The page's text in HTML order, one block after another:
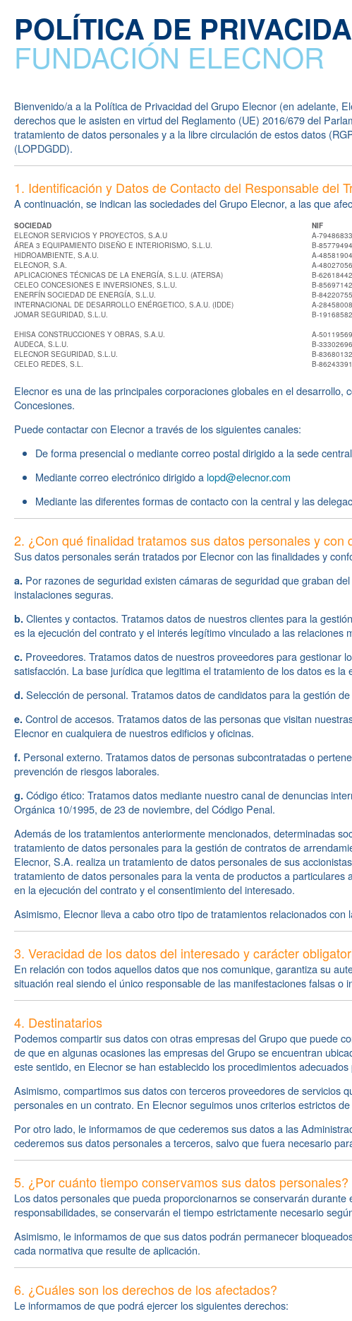
POLÍTICA DE
FUNDACIÓN ELECNOR
Bienvenido/a a la Política de Privacidad del Grupo Elecnor (en adelante,
derechos que le asisten en virtud del Reglamento (UE) 2016/679 del
tratamiento de datos personales y a la libre circulación de estos datos
(LOPDGDD).
1. Identificación y Datos de Contacto del Responsable del
A continuación, se indican las sociedades del Grupo Elecnor, a las que
SOCIEDAD NIF
ELECNOR SERVICIOS Y PROYECTOS, S.A.U
A-79486833
ÁREA 3 EQUIPAMIENTO DISEÑO E INTERIORISMO, S.L.U.
B-85779494
HIDROAMBIENTE, S.A.U.
A-48581904
ELECNOR, S.A.
A-48027056
APLICACIONES TÉCNICAS DE LA ENERGÍA, S.L.U. (ATERSA)
B-62618442
CELEO CONCESIONES E INVERSIONES, S.L.U.
B-85697142
ENERFÍN SOCIEDAD DE ENERGÍA, S.L.U.
B-84220755
INTERNACIONAL DE DESARROLLO ENÉRGETICO, S.A.U. (IDDE)
A-28458008
JOMAR SEGURIDAD, S.L.U.
B-19168582
EHISA CONSTRUCCIONES Y OBRAS, S.A.U.
A-50119569
AUDECA, S.L.U.
B-33302696
ELECNOR SEGURIDAD, S.L.U.
B-83680132
CELEO REDES, S.L.
B-86243391
Elecnor es una de las principales corporaciones globales en el
Concesiones.
Puede contactar con Elecnor a través de los siguientes canales:
De forma presencial o mediante correo postal dirigido a la sede
Mediante correo electrónico dirigido a lopd@elecnor.com
Mediante las diferentes formas de contacto con la central y las
2. ¿Con qué finalidad tratamos sus datos personales y con
Sus datos personales serán tratados por Elecnor con las finalidades y
a. Por razones de seguridad existen cámaras de seguridad que graban
instalaciones seguras.
b. Clientes y contactos. Tratamos datos de nuestros clientes para la
es la ejecución del contrato y el interés legítimo vinculado a las
c. Proveedores. Tratamos datos de nuestros proveedores para gestionar
satisfacción. La base jurídica que legitima el tratamiento de los datos es
d. Selección de personal. Tratamos datos de candidatos para la gestión
e. Control de accesos. Tratamos datos de las personas que visitan
Elecnor en cualquiera de nuestros edificios y oficinas.
f. Personal externo. Tratamos datos de personas subcontratadas o
prevención de riesgos laborales.
g. Código ético: Tratamos datos mediante nuestro canal de denuncias
Orgánica 10/1995, de 23 de noviembre, del Código Penal.
Además de los tratamientos anteriormente mencionados, determinadas
tratamiento de datos personales para la gestión de contratos de
Elecnor, S.A. realiza un tratamiento de datos personales de sus
tratamiento de datos personales para la venta de productos a
en la ejecución del contrato y el consentimiento del interesado.
Asimismo, Elecnor lleva a cabo otro tipo de tratamientos relacionados
3. Veracidad de los datos del interesado y carácter
En relación con todos aquellos datos que nos comunique, garantiza su
situación real siendo el único responsable de las manifestaciones falsas
4. Destinatarios
Podemos compartir sus datos con otras empresas del Grupo que puede
de que en algunas ocasiones las empresas del Grupo se encuentran
este sentido, en Elecnor se han establecido los procedimientos
Asimismo, compartimos sus datos con terceros proveedores de servicios
personales en un contrato. En Elecnor seguimos unos criterios estrictos
Por otro lado, le informamos de que cederemos sus datos a las
cederemos sus datos personales a terceros, salvo que fuera necesario
5. ¿Por cuánto tiempo conservamos sus datos personales?
Los datos personales que pueda proporcionarnos se conservarán
responsabilidades, se conservarán el tiempo estrictamente necesario
Asimismo, le informamos de que sus datos podrán permanecer
cada normativa que resulte de aplicación.
6. ¿Cuáles son los derechos de los afectados?
Le informamos de que podrá ejercer los siguientes derechos: